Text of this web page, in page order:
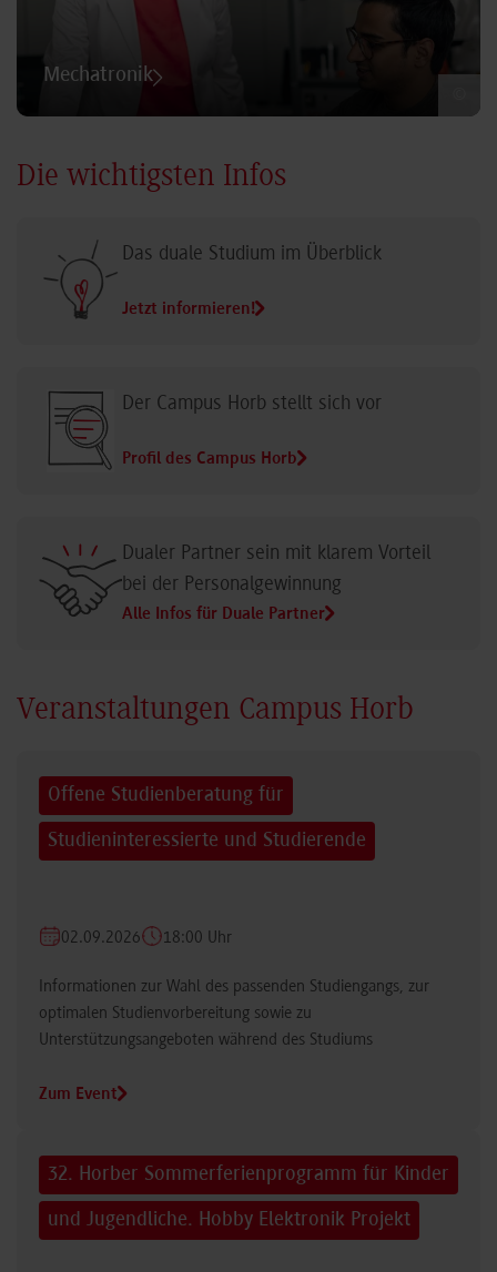
Mechatronik
Die wichtigsten Infos
Das duale Studium im Überblick
Jetzt informieren!
Der Campus Horb stellt sich vor
Profil des Campus Horb
Dualer Partner sein mit klarem Vorteil
bei der Personalgewinnung
Alle Infos für Duale Partner
Veranstaltungen Campus Horb
Offene Studienberatung für
Studieninteressierte und Studierende
02.09.2026 18:00 Uhr
Informationen zur Wahl des passenden Studiengangs, zur
optimalen Studienvorbereitung sowie zu
Unterstützungsangeboten während des Studiums
Zum Event
32. Horber Sommerferienprogramm für Kinder
und Jugendliche. Hobby Elektronik Projekt